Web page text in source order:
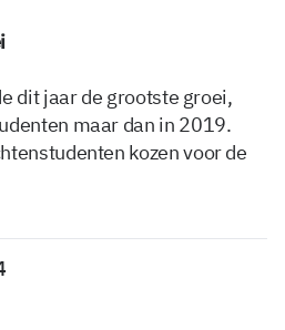
dit jaar de grootste groei,
maar dan in 2019.
kozen voor de